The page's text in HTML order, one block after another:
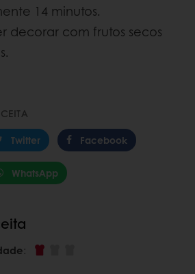
14 minutos.
decorar com frutos secos
Twitter Facebook
WhatsApp
: